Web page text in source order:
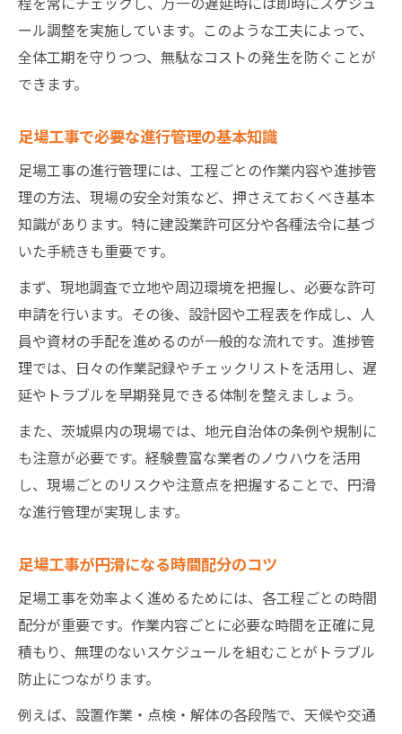
ール調整を実施しています。このような工夫によって、
全体工期を守りつつ、無駄なコストの発生を防ぐことが
できます。
足場工事で必要な進行管理の基本知識
足場工事の進行管理には、工程ごとの作業内容や進捗管
理の方法、現場の安全対策など、押さえておくべき基本
知識があります。特に建設業許可区分や各種法令に基づ
いた手続きも重要です。
まず、現地調査で立地や周辺環境を把握し、必要な許可
申請を行います。その後、設計図や工程表を作成し、人
員や資材の手配を進めるのが一般的な流れです。進捗管
理では、日々の作業記録やチェックリストを活用し、遅
延やトラブルを早期発見できる体制を整えましょう。
また、茨城県内の現場では、地元自治体の条例や規制に
も注意が必要です。経験豊富な業者のノウハウを活用
し、現場ごとのリスクや注意点を把握することで、円滑
な進行管理が実現します。
足場工事が円滑になる時間配分のコツ
足場工事を効率よく進めるためには、各工程ごとの時間
配分が重要です。作業内容ごとに必要な時間を正確に見
積もり、無理のないスケジュールを組むことがトラブル
防止につながります。
例えば、設置作業・点検・解体の各段階で、天候や交通